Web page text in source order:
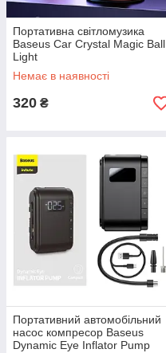
Портативна світломузика
Baseus Car Crystal Magic Ball
Light
Немає в наявності
320 ₴
Портативний автомобільний
насос компресор Baseus
Dynamic Eye Inflator Pump